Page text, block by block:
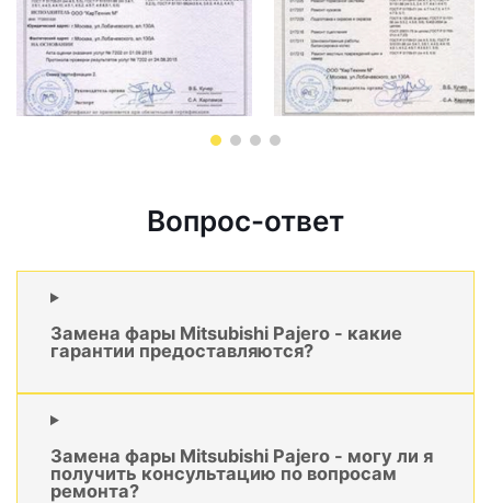
Вопрос-ответ
Замена фары Mitsubishi Pajero - какие
гарантии предоставляются?
Замена фары Mitsubishi Pajero - могу ли я
получить консультацию по вопросам
ремонта?